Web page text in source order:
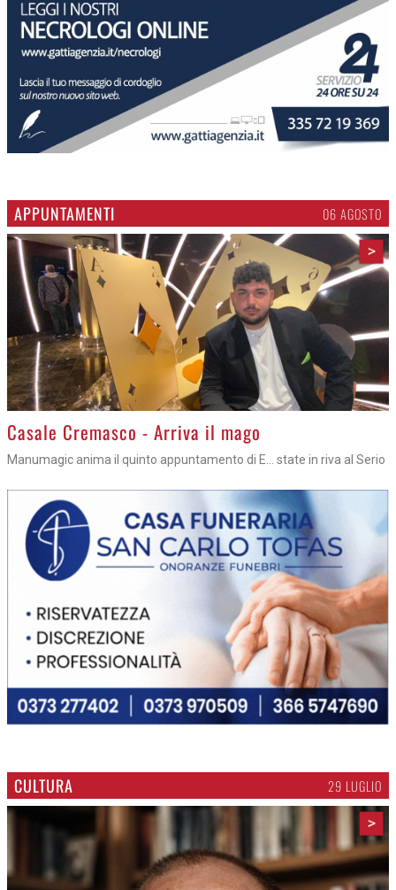
APPUNTAMENTI 06 AGOSTO
>
Casale Cremasco - Arriva il mago
Manumagic anima il quinto appuntamento di E... state in riva al Serio
CULTURA 29 LUGLIO
>